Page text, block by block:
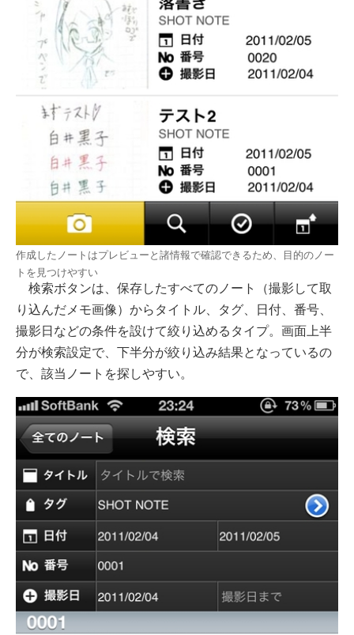
作成したノートはプレビューと諸情報で確認できるため、目的のノー
トを見つけやすい
検索ボタンは、保存したすべてのノート（撮影して取
り込んだメモ画像）からタイトル、タグ、日付、番号、
撮影日などの条件を設けて絞り込めるタイプ。画面上半
分が検索設定で、下半分が絞り込み結果となっているの
で、該当ノートを探しやすい。